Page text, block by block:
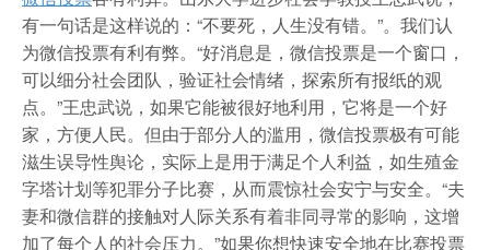
有一句话是这样说的：“不要死，人生没有错。”。我们认
为微信投票有利有弊。“好消息是，微信投票是一个窗口，
可以细分社会团队，验证社会情绪，探索所有报纸的观
点。”王忠武说，如果它能被很好地利用，它将是一个好
家，方便人民。但由于部分人的滥用，微信投票极有可能
滋生误导性舆论，实际上是用于满足个人利益，如生殖金
字塔计划等犯罪分子比赛，从而震惊社会安宁与安全。“夫
妻和微信群的接触对人际关系有着非同寻常的影响，这增
加了每个人的社会压力。”如果你想快速安全地在比赛投票